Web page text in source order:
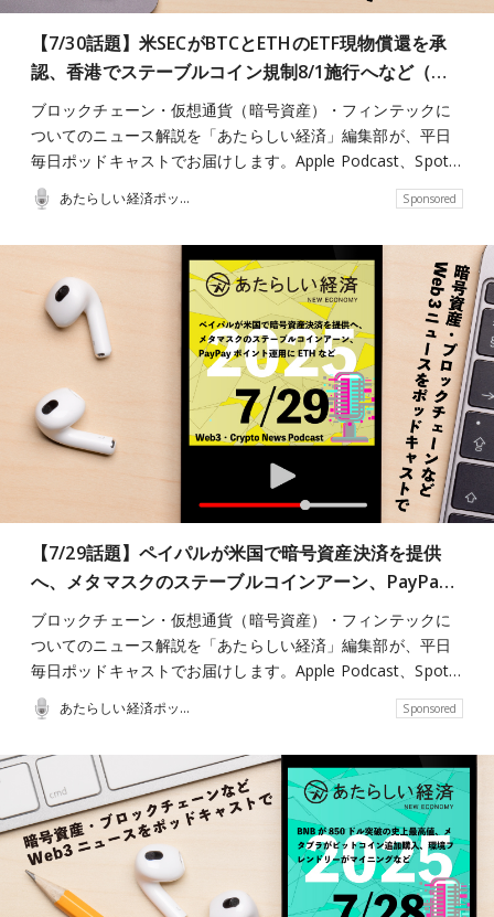
【7/30話題】米SECがBTCとETHのETF現物償還を承
認、香港でステーブルコイン規制8/1施行へなど（…
ブロックチェーン・仮想通貨（暗号資産）・フィンテックに
ついてのニュース解説を「あたらしい経済」編集部が、平日
毎日ポッドキャストでお届けします。Apple Podcast、Spot…
あたらしい経済ポッドキャスト Sponsored
【7/29話題】ペイパルが米国で暗号資産決済を提供
へ、メタマスクのステーブルコインアーン、PayPa…
ブロックチェーン・仮想通貨（暗号資産）・フィンテックに
ついてのニュース解説を「あたらしい経済」編集部が、平日
毎日ポッドキャストでお届けします。Apple Podcast、Spot…
あたらしい経済ポッドキャスト Sponsored